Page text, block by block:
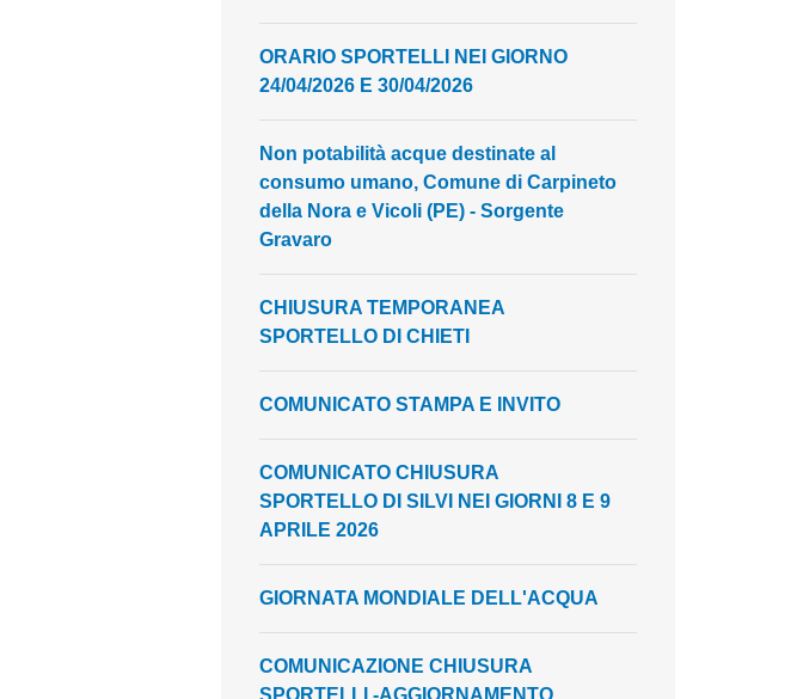
ORARIO SPORTELLI NEI GIORNO
24/04/2026 E 30/04/2026
Non potabilità acque destinate al
consumo umano, Comune di Carpineto
della Nora e Vicoli (PE) - Sorgente
Gravaro
CHIUSURA TEMPORANEA
SPORTELLO DI CHIETI
COMUNICATO STAMPA E INVITO
COMUNICATO CHIUSURA
SPORTELLO DI SILVI NEI GIORNI 8 E 9
APRILE 2026
GIORNATA MONDIALE DELL'ACQUA
COMUNICAZIONE CHIUSURA
SPORTELLI -AGGIORNAMENTO